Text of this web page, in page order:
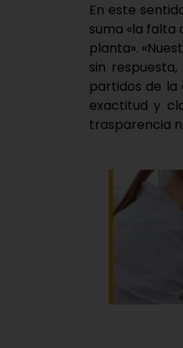
En este
suma «la falta
planta».
sin
partidos de la
exactitud y
trasparencia